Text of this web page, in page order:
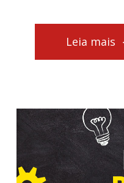
Leia mais